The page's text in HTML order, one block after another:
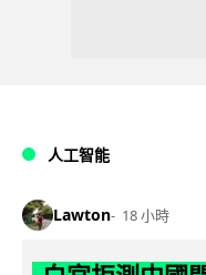
人工智能
Lawton 18 小時